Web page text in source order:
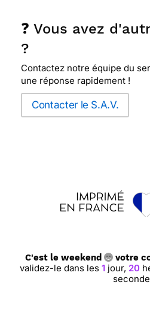
❓ Vous avez
?
Contactez notre équipe du
une réponse rapidement !
Contacter le S.A.V.
C'est le weekend votre
validez-le dans les1 jour, 20